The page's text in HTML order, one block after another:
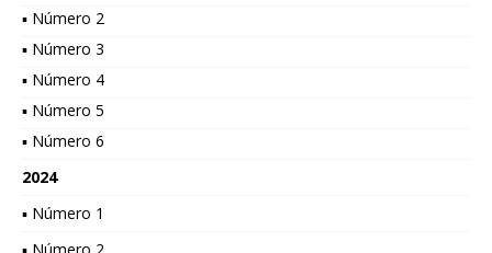
▪ Número 2
▪ Número 3
▪ Número 4
▪ Número 5
▪ Número 6
2024
▪ Número 1